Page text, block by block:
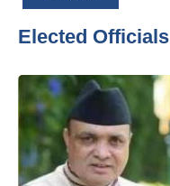
Elected Officials